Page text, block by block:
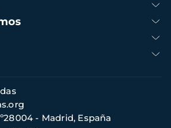
- Madrid, España